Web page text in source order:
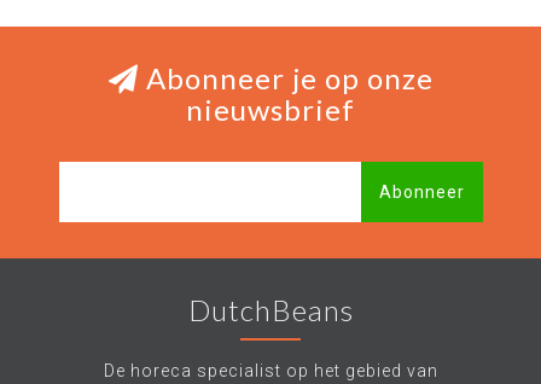
Abonneer je op onze
nieuwsbrief
Abonneer
DutchBeans
De horeca specialist op het gebied van